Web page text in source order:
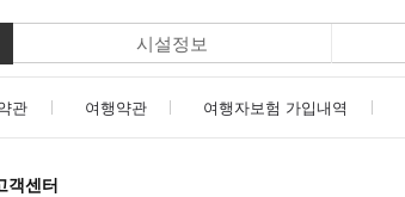
시설정보
관 여행약관 여행자보험 가입내역
객센터